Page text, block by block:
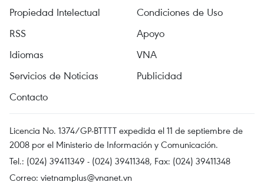
Propiedad Intelectual
Condiciones de Uso
RSS
Apoyo
Idiomas
VNA
Servicios de Noticias
Publicidad
Contacto
Licencia No. 1374/GP-BTTTT expedida el 11 de septiembre de
2008 por el Ministerio de Información y Comunicación.
Tel.: (024) 39411349 - (024) 39411348, Fax: (024) 39411348
Correo: vietnamplus@vnanet.vn